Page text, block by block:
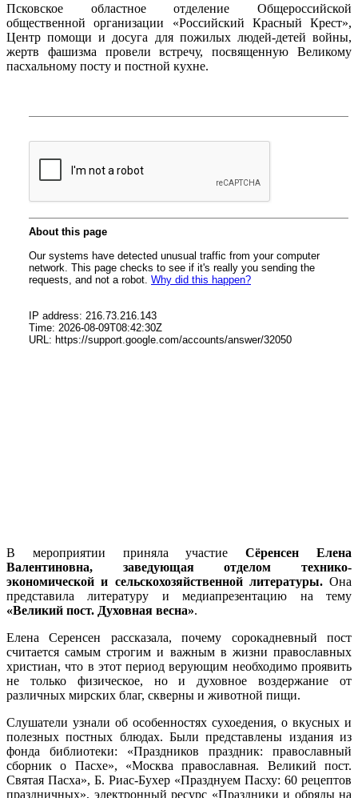
Псковское областное отделение Общероссийской
общественной организации «Российский Красный Крест»,
Центр помощи и досуга для пожилых людей-детей войны,
жертв фашизма провели встречу, посвященную Великому
пасхальному посту и постной кухне.
В мероприятии приняла участиеСёренсен Елена
Валентиновна, заведующая отделом технико-
экономической и сельскохозяйственной литературы.Она
представила литературу и медиапрезентацию на тему
«Великий пост. Духовная весна».
Елена Серенсен рассказала, почему сорокадневный пост
считается самым строгим и важным в жизни православных
христиан, что в этот период верующим необходимо проявить
не только физическое, но и духовное воздержание от
различных мирских благ, скверны и животной пищи.
Слушатели узнали об особенностях сухоедения, о вкусных и
полезных постных блюдах. Были представлены издания из
фонда библиотеки: «Праздников праздник: православный
сборник о Пасхе», «Москва православная. Великий пост.
Святая Пасха», Б. Риас-Бухер «Празднуем Пасху: 60 рецептов
праздничных», электронный ресурс «Праздники и обряды на